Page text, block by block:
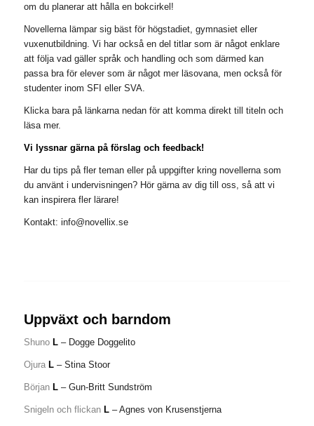
om du planerar att hålla en bokcirkel!
Novellerna lämpar sig bäst för högstadiet, gymnasiet eller
vuxenutbildning. Vi har också en del titlar som är något enklare
att följa vad gäller språk och handling och som därmed kan
passa bra för elever som är något mer läsovana, men också för
studenter inom SFI eller SVA.
Klicka bara på länkarna nedan för att komma direkt till titeln och
läsa mer.
Vi lyssnar gärna på förslag och feedback!
Har du tips på fler teman eller på uppgifter kring novellerna som
du använt i undervisningen? Hör gärna av dig till oss, så att vi
kan inspirera fler lärare!
Kontakt: info@novellix.se
Uppväxt och barndom
Shuno L– Dogge Doggelito
Ojura L– Stina Stoor
Början L– Gun-Britt Sundström
Snigeln och flickan L– Agnes von Krusenstjerna